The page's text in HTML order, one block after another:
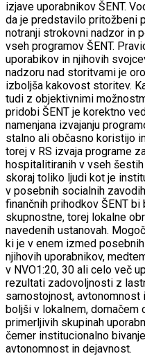
izjave uporabnikov ŠENT.
da je predstavilo pritožbeni
notranji strokovni nadzor in
vseh programov ŠENT.
uporabikov in njihovih
nadzoru nad storitvami je
izboljša kakovost storitev.
tudi z objektivnimi
pridobi ŠENT je korektno
namenjana izvajanju
stalno ali občasno koristijo
torej v RS izvaja programe
hospitalitiranih v vseh
skoraj toliko ljudi kot je
v posebnih socialnih
finančnih prihodkov ŠENT
skupnostne, torej lokalne
navedenih ustanovah.
ki je v enem izmed
njihovih uporabnikov,
v NVO1:20, 30 ali celo več
rezultati zadovoljnosti z
samostojnost,
boljši v lokalnem, domačem
primerljivih skupinah
čemer institucionalno
avtonomnost in dejavnost.